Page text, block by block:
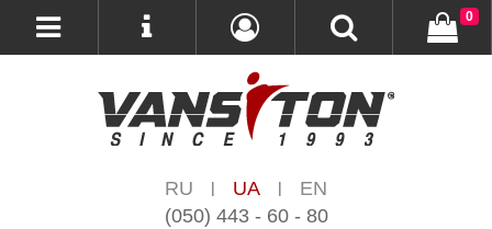
RU | UA |
EN
(050) 443 - 60 - 80
0